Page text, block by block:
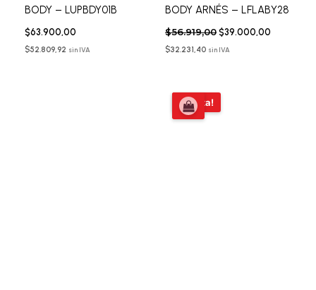
BODY – LUPBDY01B
$63.900,00
$52.809,92 sin IVA
BODY ARNÉS – LFLABY28
$56.919,00 $39.000,00
$32.231,40 sin IVA
¡Oferta!
El
original